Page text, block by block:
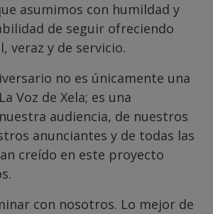
asumimos con humildad y
de seguir ofreciendo
veraz y de servicio.
no es únicamente una
Voz de Xela; es una
audiencia, de nuestros
anunciantes y de todas las
creído en este proyecto
con nosotros. Lo mejor de